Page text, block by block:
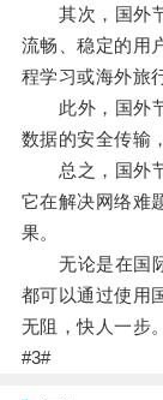
其次，国外节
流畅、稳定的用
程学习或海外旅
此外，国外节
数据的安全传输
总之，国外节
它在解决网络难
果。
无论是在国际
都可以通过使用
无阻，快人一步。
#3#